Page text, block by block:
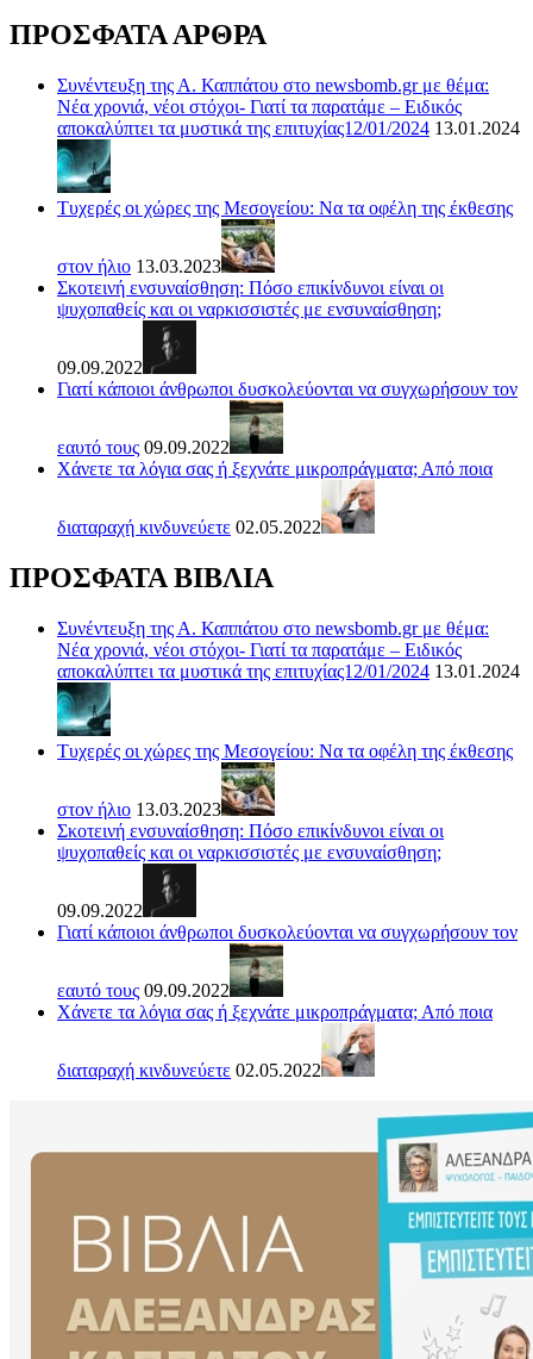
ΠΡΟΣΦΑΤΑ ΑΡΘΡΑ
Συνέντευξη της Α. Καππάτου στο newsbomb.gr με θέμα:
Νέα χρονιά, νέοι στόχοι- Γιατί τα παρατάμε – Ειδικός
αποκαλύπτει τα μυστικά της επιτυχίας12/01/2024 13.01.2024
Τυχερές οι χώρες της Μεσογείου: Να τα οφέλη της έκθεσης
στον ήλιο 13.03.2023
Σκοτεινή ενσυναίσθηση: Πόσο επικίνδυνοι είναι οι
ψυχοπαθείς και οι ναρκισσιστές με ενσυναίσθηση;
09.09.2022
Γιατί κάποιοι άνθρωποι δυσκολεύονται να συγχωρήσουν τον
εαυτό τους 09.09.2022
Χάνετε τα λόγια σας ή ξεχνάτε μικροπράγματα; Από ποια
διαταραχή κινδυνεύετε 02.05.2022
ΠΡΟΣΦΑΤΑ ΒΙΒΛΙΑ
Συνέντευξη της Α. Καππάτου στο newsbomb.gr με θέμα:
Νέα χρονιά, νέοι στόχοι- Γιατί τα παρατάμε – Ειδικός
αποκαλύπτει τα μυστικά της επιτυχίας12/01/2024 13.01.2024
Τυχερές οι χώρες της Μεσογείου: Να τα οφέλη της έκθεσης
στον ήλιο 13.03.2023
Σκοτεινή ενσυναίσθηση: Πόσο επικίνδυνοι είναι οι
ψυχοπαθείς και οι ναρκισσιστές με ενσυναίσθηση;
09.09.2022
Γιατί κάποιοι άνθρωποι δυσκολεύονται να συγχωρήσουν τον
εαυτό τους 09.09.2022
Χάνετε τα λόγια σας ή ξεχνάτε μικροπράγματα; Από ποια
διαταραχή κινδυνεύετε 02.05.2022